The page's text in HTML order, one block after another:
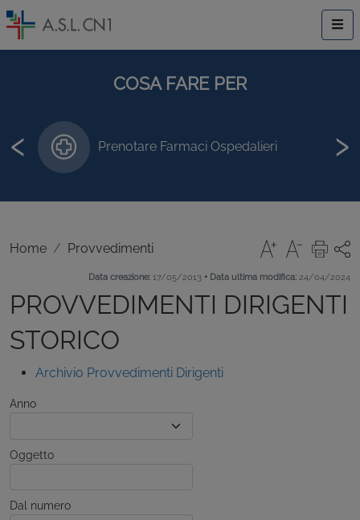
COSA FARE PER
Prenotare Farmaci Ospedalieri
‹ ›
Home Provvedimenti
Data creazione: 17/05/2013 • Data ultima modifica: 24/04/2024
PROVVEDIMENTI DIRIGENTI
STORICO
Archivio Provvedimenti Dirigenti
Anno
Oggetto
Dal numero